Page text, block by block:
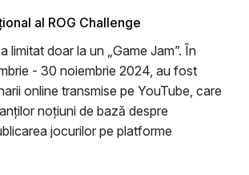
al ROG Challenge
limitat doar la un „Game Jam”. În
- 30 noiembrie 2024, au fost
online transmise pe YouTube, care
noțiuni de bază despre
jocurilor pe platforme